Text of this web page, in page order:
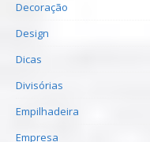
Decoração
Design
Dicas
Divisórias
Empilhadeira
Empresa